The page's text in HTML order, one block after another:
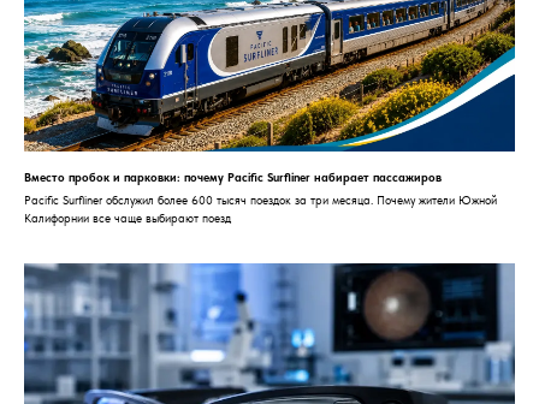
Вместо пробок и парковки: почему Pacific Surfliner набирает пассажиров
Pacific Surfliner обслужил более 600 тысяч поездок за три месяца. Почему жители Южной
Калифорнии все чаще выбирают поезд